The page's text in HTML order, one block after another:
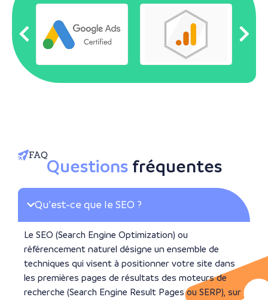
FAQ
Questionsfréquentes
Qu’est-ce que le SEO ?
Le SEO (Search Engine Optimization) ou
référencement naturel désigne un ensemble de
techniques qui visent à positionner votre site dans
les premières pages de résultats des moteurs de
recherche (Search Engine Result Pages ou SERP), sur